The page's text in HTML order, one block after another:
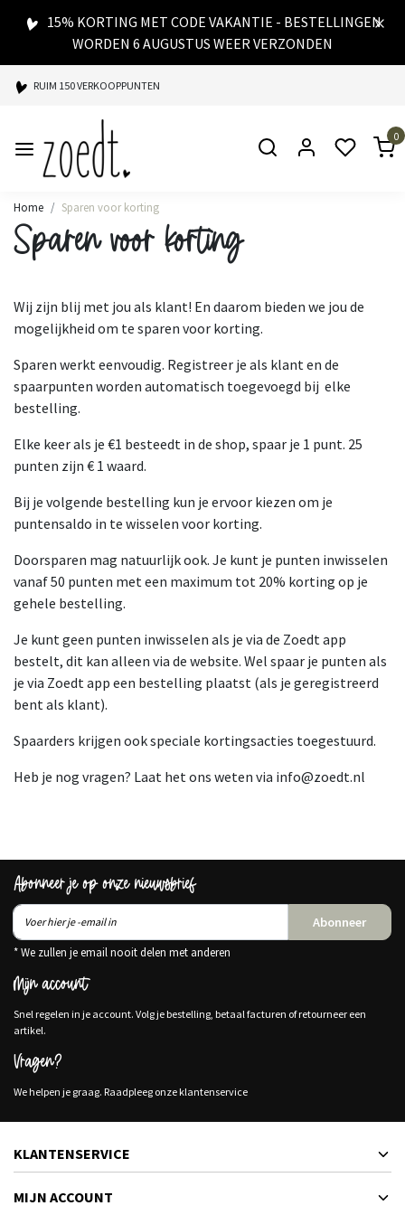
15% KORTING MET CODE VAKANTIE - BESTELLINGEN
WORDEN 6 AUGUSTUS WEER VERZONDEN
RUIM 150 VERKOOPPUNTEN
SPAARPUNTEN BIJ ELKE AANKOOP
SNELLE LEVERING
0
Home Sparen voor korting
Sparen voor korting
Wij zijn blij met jou als klant! En daarom bieden we jou de
mogelijkheid om te sparen voor korting.
Sparen werkt eenvoudig. Registreer je als klant en de
spaarpunten worden automatisch toegevoegd bij elke
bestelling.
Elke keer als je €1 besteedt in de shop, spaar je 1 punt. 25
punten zijn € 1 waard.
Bij je volgende bestelling kun je ervoor kiezen om je
puntensaldo in te wisselen voor korting.
Doorsparen mag natuurlijk ook. Je kunt je punten inwisselen
vanaf 50 punten met een maximum tot 20% korting op je
gehele bestelling.
Je kunt geen punten inwisselen als je via de Zoedt app
bestelt, dit kan alleen via de website. Wel spaar je punten als
je via Zoedt app een bestelling plaatst (als je geregistreerd
bent als klant).
Spaarders krijgen ook speciale kortingsacties toegestuurd.
Heb je nog vragen? Laat het ons weten via info@zoedt.nl
Abonneer je op onze nieuwsbrief
Abonneer
* We zullen je email nooit delen met anderen
Mijn account
Snel regelen in je account. Volg je bestelling, betaal facturen of retourneer een
artikel.
Vragen?
We helpen je graag. Raadpleeg onze klantenservice
KLANTENSERVICE
MIJN ACCOUNT